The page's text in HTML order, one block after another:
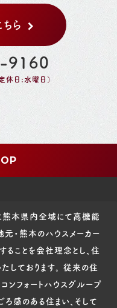
ら
9160
日:水曜日）
熊本県内全域にて高機能
・熊本のハウスメーカー
ことを会社理念とし、住
しております。 従来の住
ンフォートハウスグループ
ろ感のある住まい、そして